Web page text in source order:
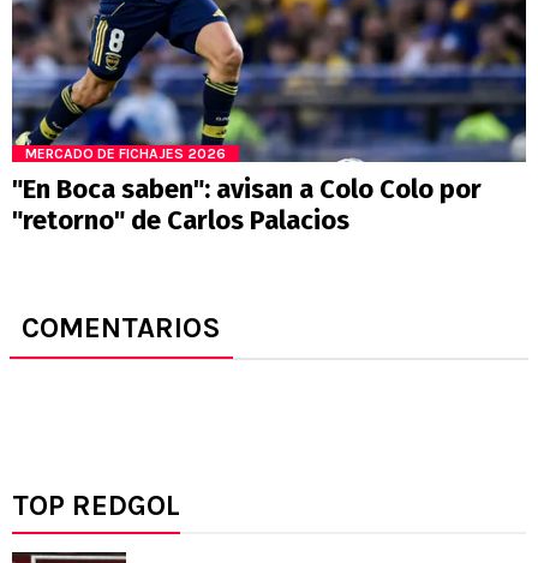
MERCADO DE FICHAJES 2026
"En Boca saben": avisan a Colo Colo por
"retorno" de Carlos Palacios
COMENTARIOS
TOP REDGOL